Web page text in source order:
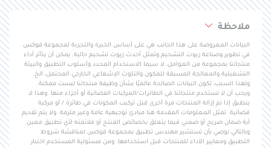
ملاحظة
البيانات المعروضة على هذا الجانب هي على أساس الخبرة والتجربة لمجموعة فوكس
في تطوير وصناعة زيوت التشحيم وتمثل أحدث زيوت تشحيم حالية. يمكن أن يتأثر أداء
منتجاتنا بمجموعة من العوامل، لا سيما الاستخدام المحدد وأسلوب التطبيق والبيئة
التشغيلية والمعالجة المسبقة للمكون والتلوث الإشعاعي الخارجي المحتمل، الخ.
ولهذا السبب، تكون البيانات الصالحة عالميًا بشأن وظيفة منتجاتنا ليست ممكنة.
ويجب أن لا تستخدم منتجاتنا في الطائرات/المركبات الفضائية أو أجزاء منها. وهذا لا
ينطبق إذا تم إزالة المنتجات مرة أخرى قبل تركيب المكونات في طائرة / أو مركبة
فضائية. تمثل المعلومات المقدمة هنا مبادئ توجيهية عامة وغير ملزمة. ولا يتم تقديم
أية ضمان صريح أو ضمني فيما يتعلق بخصائص المنتج أو ملائمته لأي تطبيق معين.
وبالتالي نوصي بأن تستشير مهندس تطبيق بمجموعة فوكس لمناقشة شروط
التطبيق ومعايير الأداء للمنتجات قبل استخدامها. ومن مسئولية المستخدم اختبار